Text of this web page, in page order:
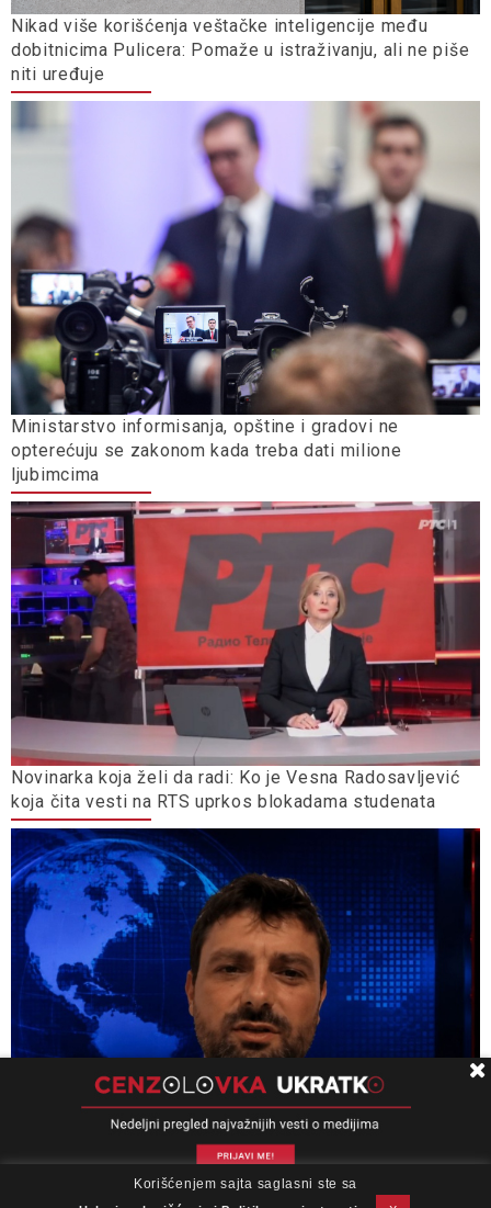
Nikad više korišćenja veštačke inteligencije među
dobitnicima Pulicera: Pomaže u istraživanju, ali ne piše
niti uređuje
Ministarstvo informisanja, opštine i gradovi ne
opterećuju se zakonom kada treba dati milione
ljubimcima
Novinarka koja želi da radi: Ko je Vesna Radosavljević
koja čita vesti na RTS uprkos blokadama studenata
Miloš Medenica: Uputstvo za upotrebu
Impresum Podrška Kontakt
Newsletter
Korišćenjem sajta saglasni ste sa